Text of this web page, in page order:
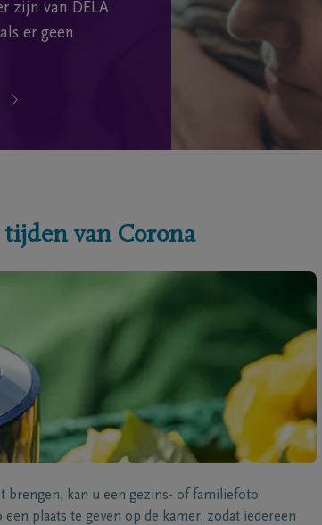
zijn van DELA
er geen
van Corona
brengen, kan u een gezins- of familiefoto
plaats te geven op de kamer, zodat iedereen